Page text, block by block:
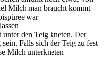
Milch man braucht kommt
war
unter den Teig kneten. Der
Falls sich der Teig zu fest
Milch unterkneten